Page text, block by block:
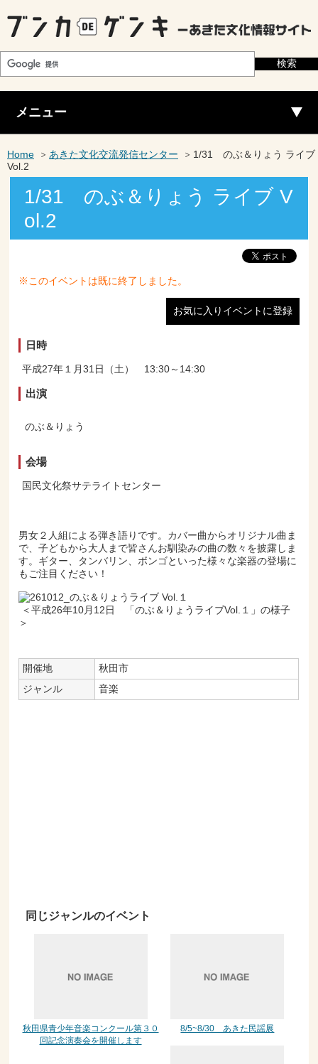
メニュー
Home あきた文化交流発信センター
1/31 のぶ＆りょう ライブ
Vol.2
1/31 のぶ＆りょう ライブ V
ol.2
※このイベントは既に終了しました。
お気に入りイベントに登録
日時
平成27年１月31日（土） 13:30～14:30
出演
のぶ＆りょう
会場
国民文化祭サテライトセンター
男女２人組による弾き語りです。カバー曲からオリジナル曲ま
で、子どもから大人まで皆さんお馴染みの曲の数々を披露しま
す。ギター、タンバリン、ボンゴといった様々な楽器の登場に
もご注目ください！
＜平成26年10月12日 「のぶ＆りょうライブVol.１」の様子
＞
開催地
秋田市
ジャンル
音楽
同じジャンルのイベント
秋田県青少年音楽コンクール第３０
回記念演奏会を開催します
8/5~8/30 あきた民謡展